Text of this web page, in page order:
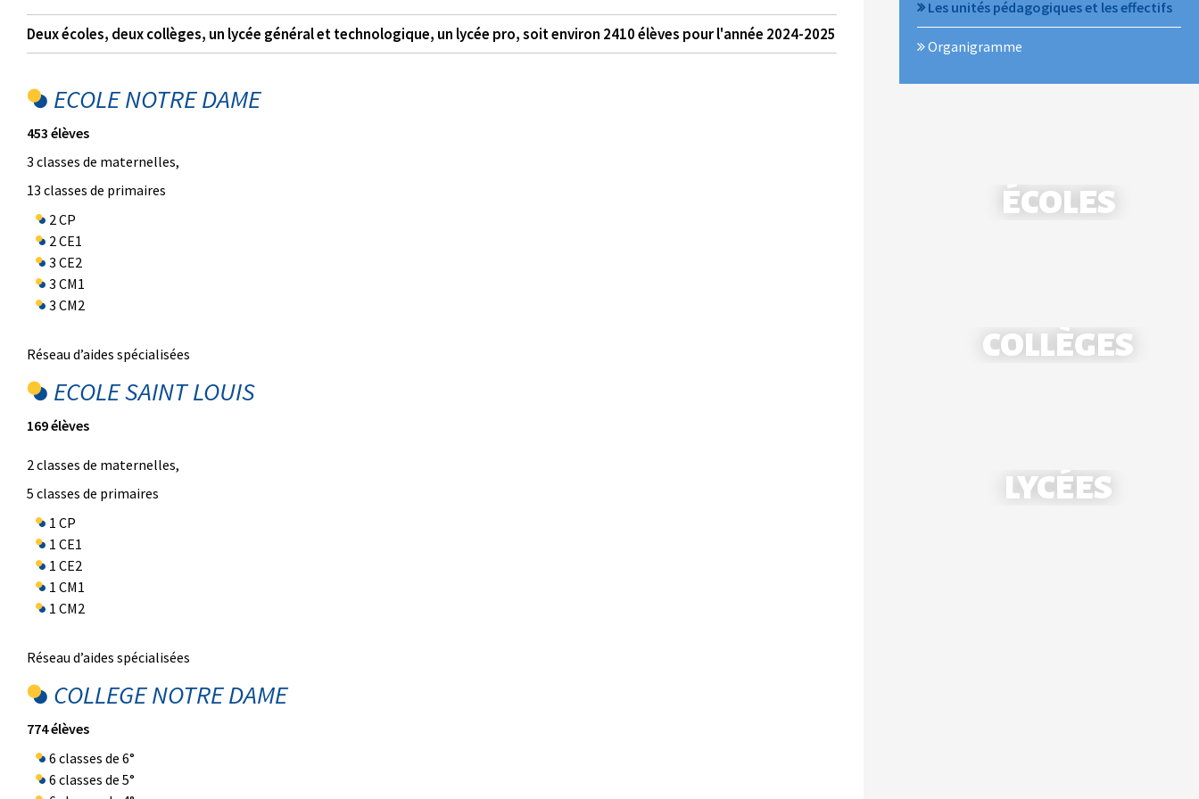
Les unités pédagogiques et les effectifs
Organigramme
ÉCOLES
École Saint-Louis - Bonnières
COLLÈGES
LYCÉES
Deux écoles, deux collèges, un lycée général et technologique, un lycée pro, soit environ 2410 élèves pour l'année 2024-2025
ECOLE NOTRE DAME
453 élèves
3 classes de maternelles,
13 classes de primaires
2 CP
2 CE1
3 CE2
3 CM1
3 CM2
Réseau d’aides spécialisées
ECOLE SAINT LOUIS
169 élèves
2 classes de maternelles,
5 classes de primaires
1 CP
1 CE1
1 CE2
1 CM1
1 CM2
Réseau d’aides spécialisées
COLLEGE NOTRE DAME
774 élèves
6 classes de 6°
6 classes de 5°